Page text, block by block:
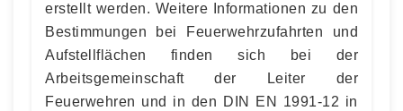
erstellt werden. Weitere Informationen zu den
Bestimmungen bei Feuerwehrzufahrten und
Aufstellflächen finden sich bei der
Arbeitsgemeinschaft der Leiter der
Feuerwehren und in den DIN EN 1991-12 in